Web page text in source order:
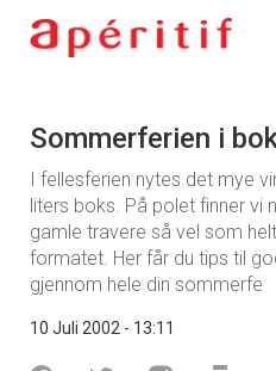
Sommerferien i
I fellesferien nytes det mye
liters boks. På polet finner vi
gamle travere så vel som
formatet. Her får du tips til
gjennom hele din sommerfe
10 Juli 2002 - 13:11